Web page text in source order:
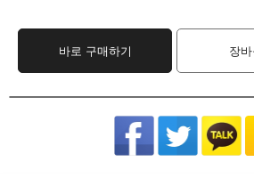
바로 구매하기 장